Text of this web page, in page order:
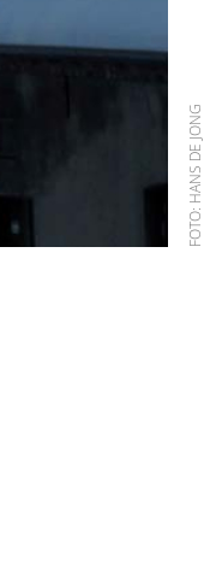
FOTO: HANS DE JONG